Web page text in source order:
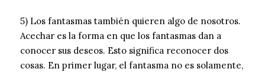
5) Los fantasmas también quieren algo de nosotros.
Acechar es la forma en que los fantasmas dan a
conocer sus deseos. Esto significa reconocer dos
cosas. En primer lugar, el fantasma no es solamente,